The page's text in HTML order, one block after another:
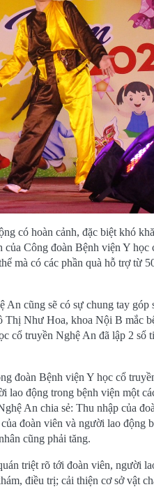
có hoàn cảnh, đặc biệt khó
của Công đoàn Bệnh viện Y học
mà có các phần quà hỗ trợ từ
cũng sẽ có sự chung tay góp
Thị Như Hoa, khoa Nội B mắc
cổ truyền Nghệ An đã lập 2 sổ
đoàn Bệnh viện Y học cổ
lao động trong bệnh viện một
An chia sẻ: Thu nhập của
đoàn viên và người lao động
cũng phải tăng.
triệt rõ tới đoàn viên, người
điều trị; cải thiện cơ sở vật